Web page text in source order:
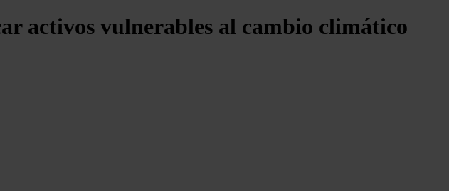
activos vulnerables al cambio climático